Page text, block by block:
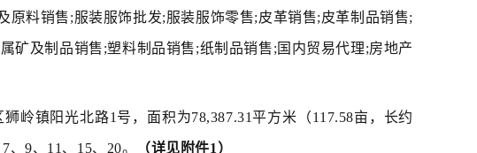
料销售;服装服饰批发;服装服饰零售;皮革销售;皮革制品销售;
矿及制品销售;塑料制品销售;纸制品销售;国内贸易代理;房地产
岭镇阳光北路1号，面积为78,387.31平方米（117.58亩，长约
、9、11、15、20。 （详见附件1）